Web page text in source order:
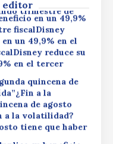
editor
trimestre de
en un 49,9%
fiscalDisney
un 49,9% en el
reduce su
en el tercer
quincena de
a la
de agosto
a la volatilidad?
tiene que haber